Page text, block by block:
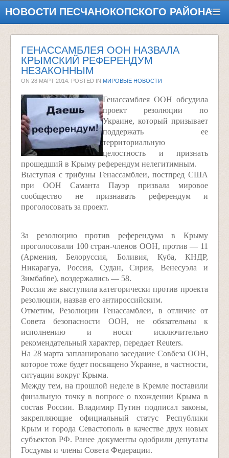
НОВОСТИ ПЕСЧАНОКОПСКОГО РАЙОНА
ГЕНАССАМБЛЕЯ ООН НАЗВАЛА
КРЫМСКИЙ РЕФЕРЕНДУМ
НЕЗАКОННЫМ
ON 28 МАРТ 2014 . POSTED IN МИРОВЫЕ НОВОСТИ
Генассамблея ООН обсудила
проект резолюции по
Украине, который призывает
поддержать ее
территориальную
целостность и признать
прошедший в Крыму референдум нелегитимным.
Выступая с трибуны Генассамблеи, постпред США
при ООН Саманта Пауэр призвала мировое
сообщество не признавать референдум и
проголосовать за проект.
За резолюцию против референдума в Крыму
проголосовали 100 стран-членов ООН, против — 11
(Армения, Белоруссия, Боливия, Куба, КНДР,
Никарагуа, Россия, Судан, Сирия, Венесуэла и
Зимбабве), воздержались — 58.
Россия же выступила категорически против проекта
резолюции, назвав его антироссийским.
Отметим, Резолюции Генассамблеи, в отличие от
Совета безопасности ООН, не обязательны к
исполнению и носят исключительно
рекомендательный характер, передает Reuters.
На 28 марта запланировано заседание Совбеза ООН,
которое тоже будет посвящено Украине, в частности,
ситуации вокруг Крыма.
Между тем, на прошлой неделе в Кремле поставили
финальную точку в вопросе о вхождении Крыма в
состав России. Владимир Путин подписал законы,
закрепляющие официальный статус Республики
Крым и города Севастополь в качестве двух новых
субъектов РФ. Ранее документы одобрили депутаты
Госдумы и члены Совета Федерации.